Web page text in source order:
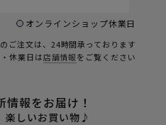
オンラインショップ休業日
ご注文は、24時間承っております
休業日は店舗情報をご覧ください
報をお届け！
楽しいお買い物♪